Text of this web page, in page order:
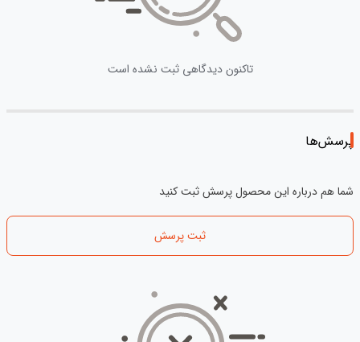
تاکنون دیدگاهی ثبت نشده است
پرسش‌ها
شما هم درباره این محصول پرسش ثبت کنید
ثبت پرسش